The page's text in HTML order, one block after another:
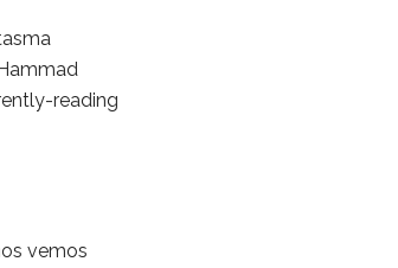
reading
vemos